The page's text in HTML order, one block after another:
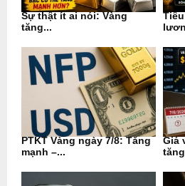
Sự thật ít ai nói: Vàng
tăng...
PTKT Vàng ngày 7/8: Tăng
mạnh –...
Giá